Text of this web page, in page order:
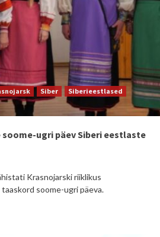
Siber
Siberieestlased
ugri päev Siberi eestlaste
Krasnojarski riiklikus
soome-ugri päeva.